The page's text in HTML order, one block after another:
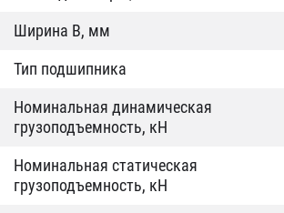
Ширина B, мм
Тип подшипника
Номинальная динамическая
грузоподъемность, кН
Номинальная статическая
грузоподъемность, кН